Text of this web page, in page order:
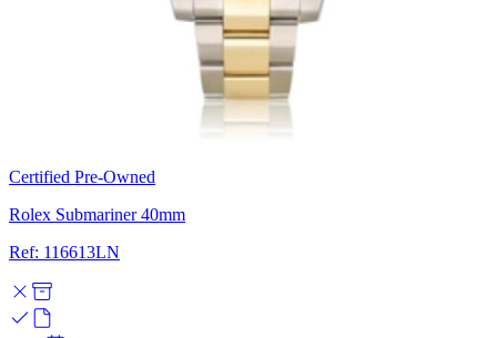
Certified Pre-Owned
Rolex Submariner 40mm
Ref: 116613LN